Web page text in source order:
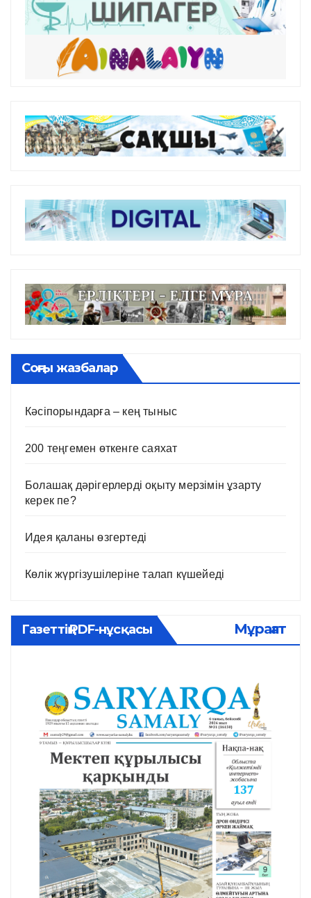
Соңғы жазбалар
Кәсіпорындарға – кең тыныс
200 теңгемен өткенге саяхат
Болашақ дәрігерлерді оқыту мерзімін ұзарту
керек пе?
Идея қаланы өзгертеді
Көлік жүргізушілеріне талап күшейеді
Газеттің PDF-нұсқасы Мұрағат